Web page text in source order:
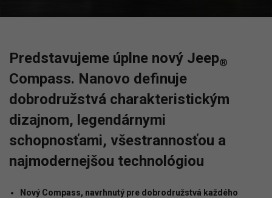
Predstavujeme úplne nový Jeep®
Compass. Nanovo definuje
dobrodružstvá charakteristickým
dizajnom, legendárnymi
schopnosťami, všestrannosťou a
najmodernejšou technológiou
Nový Compass, navrhnutý pre dobrodružstvá každého